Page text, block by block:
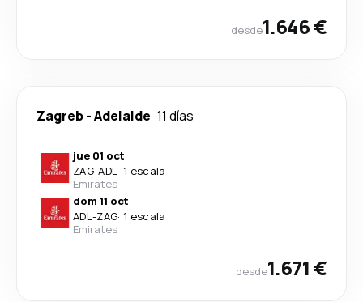
desde1.646 €
Zagreb-Adelaide 11 días
jue 01 oct
ZAG-ADL· 1 escala
Emirates
dom 11 oct
ADL-ZAG· 1 escala
Emirates
desde1.671 €